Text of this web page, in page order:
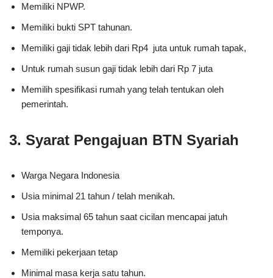
Memiliki NPWP.
Memiliki bukti SPT tahunan.
Memiliki gaji tidak lebih dari Rp4 juta untuk rumah tapak,
Untuk rumah susun gaji tidak lebih dari Rp 7 juta
Memilih spesifikasi rumah yang telah tentukan oleh
pemerintah.
3. Syarat Pengajuan BTN Syariah
Warga Negara Indonesia
Usia minimal 21 tahun / telah menikah.
Usia maksimal 65 tahun saat cicilan mencapai jatuh
temponya.
Memiliki pekerjaan tetap
Minimal masa kerja satu tahun.